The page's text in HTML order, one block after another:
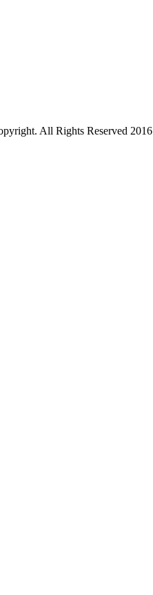
All Rights Reserved 2016